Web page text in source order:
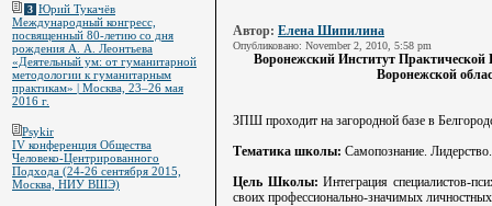
Автор: Елена Шипилина
Опубликовано: November 2, 2010, 5:58 pm
Воронежский Институт Практической
Воронежской
ЗПШ проходит на загородной базе в
Тематика школы: Самопознание.
Цель Школы:Интеграция специалистов-
своих профессионально-значимых
3 Юрий Тукачёв
Международный конгресс,
посвященный 80-летию со дня
рождения А. А. Леонтьева
«Деятельный ум: от гуманитарной
методологии к гуманитарным
практикам» | Москва, 23–26 мая
2016 г.
Psykir
IV конференция Общества
Человеко-Центрированного
Подхода (24-26 сентября 2015,
Москва, НИУ ВШЭ)